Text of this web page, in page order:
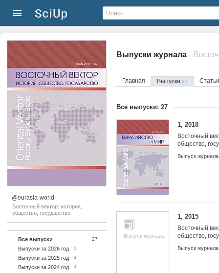
@eurasia-world
Восточный вектор: история,
общество, государство
Все выпуски 27
Выпуски за 2026 год 1
Выпуски за 2025 год 4
Выпуски за 2024 год 4
Выпуски журнала -
Главная Выпуски 27
Все выпуски: 27
1, 2018
Восточный
общество,
Выпуск журнала
Выпуск журнала
1, 2015
Восточный
общество,
Выпуск журнала